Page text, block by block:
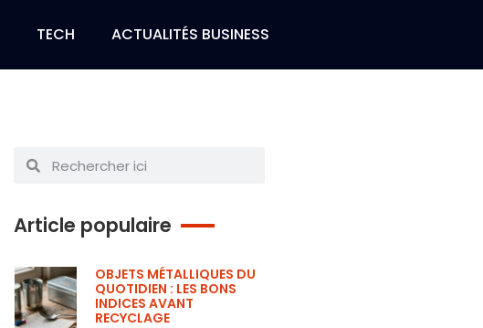
TECH ACTUALITÉS BUSINESS
Article populaire
OBJETS MÉTALLIQUES DU
QUOTIDIEN : LES BONS
INDICES AVANT
RECYCLAGE